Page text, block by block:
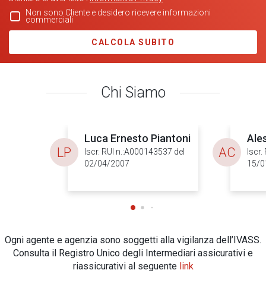
Non sono Cliente e desidero ricevere informazioni
commerciali
CALCOLA SUBITO
Chi Siamo
Luca Ernesto Piantoni
Iscr. RUI n.:A000143537 del
02/04/2007
LP
Iscr.
15/
AC
Ogni agente e agenzia sono soggetti alla vigilanza dell’IVASS.
Consulta il Registro Unico degli Intermediari assicurativi e
riassicurativi al seguente link